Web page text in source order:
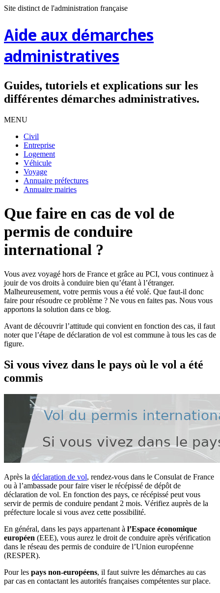
Site distinct de l'administration française
Aide aux démarches
administratives
Guides, tutoriels et explications sur les
différentes démarches administratives.
MENU
Civil
Entreprise
Logement
Véhicule
Voyage
Annuaire préfectures
Annuaire mairies
Que faire en cas de vol de
permis de conduire
international ?
Vous avez voyagé hors de France et grâce au PCI, vous continuez à
jouir de vos droits à conduire bien qu’étant à l’étranger.
Malheureusement, votre permis vous a été volé. Que faut-il donc
faire pour résoudre ce problème ? Ne vous en faites pas. Nous vous
apportons la solution dans ce blog.
Avant de découvrir l’attitude qui convient en fonction des cas, il faut
noter que l’étape de déclaration de vol est commune à tous les cas de
figure.
Si vous vivez dans le pays où le vol a été
commis
Après la déclaration de vol, rendez-vous dans le Consulat de France
ou à l’ambassade pour faire viser le récépissé de dépôt de
déclaration de vol. En fonction des pays, ce récépissé peut vous
servir de permis de conduire pendant 2 mois. Vérifiez auprès de la
préfecture locale si vous avez cette possibilité.
En général, dans les pays appartenant à l’Espace économique
européen (EEE), vous aurez le droit de conduire après vérification
dans le réseau des permis de conduire de l’Union européenne
(RESPER).
Pour les pays non-européens, il faut suivre les démarches au cas
par cas en contactant les autorités françaises compétentes sur place.